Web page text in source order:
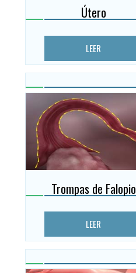
Útero
LEER
Trompas de Falopio
LEER